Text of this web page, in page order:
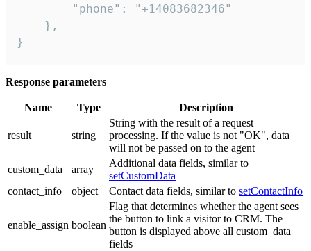
        "phone": "+14083682346"
    },
}
Response parameters
Name Type Description
result string
String with the result of a request
processing. If the value is not "OK", data
will not be passed on to the agent
custom_data
array
Additional data fields, similar to
setCustomData
contact_info
object Contact data fields, similar to setContactInfo
enable_assign boolean
Flag that determines whether the agent sees
the button to link a visitor to CRM. The
button is displayed above all custom_data
fields